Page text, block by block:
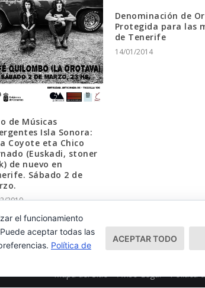
de Músicas
Isla Sonora:
Coyote eta Chico
(Euskadi, stoner
de nuevo en
Sábado 2 de
2019
Denominación de
Protegida para las
de Tenerife
14/01/2014
Mapa del Sitio Aviso Legal Política
el funcionamiento
aceptar todas las
Política de
ACEPTAR TODO